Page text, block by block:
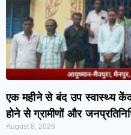
एक महीने से बंद उप स्वास्थ्य
होने से ग्रामीणों और
August 8, 2026